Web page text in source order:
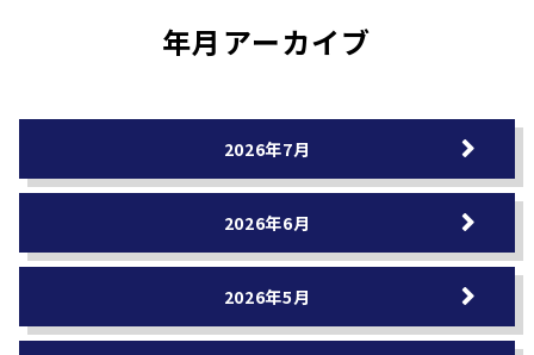
年月アーカイブ
2026年7月
2026年6月
2026年5月